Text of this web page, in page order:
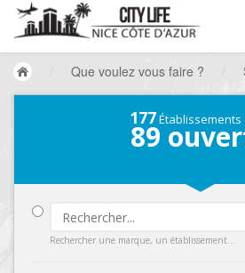
Que voulez vous faire ?
177Établissements
89
Rechercher une marque, un établissement...